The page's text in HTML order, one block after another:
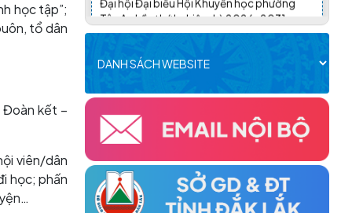
học tập”;
tổ dân
Đoàn kết –
viên/dân
học; phấn
thành công tốt đẹp
(25/03/2026)
Đại hội Đại biểu Hội Khuyến học xã Ea Rốk
lần thứ nhất, nhiệm kỳ 2026-2031 thành
công tốt đẹp
(24/03/2026)
HỘI KHUYẾN HỌC TỈNH TỔ CHỨC HỘI
NGHỊ LẦN THỨ HAI VỀ CÔNG TÁC KHUYẾN
HỌC ĐẦU NĂM 2026 THÀNH CÔNG TỐT
ĐẸP